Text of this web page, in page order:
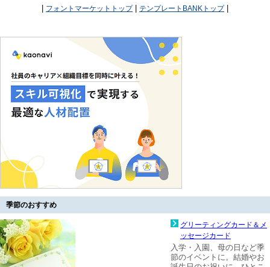
| フォントマーケットトップ| テンプレートBANKトップ|
季節のおすすめ
グリーティングカード＆メ
ッセージカード
入学・入園、母の日など季
節のイベントに。結婚やお